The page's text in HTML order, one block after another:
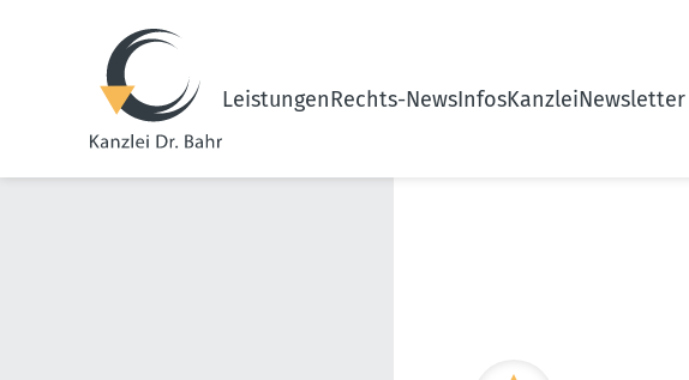
LeistungenRechts-NewsInfosKanzleiNewsletter